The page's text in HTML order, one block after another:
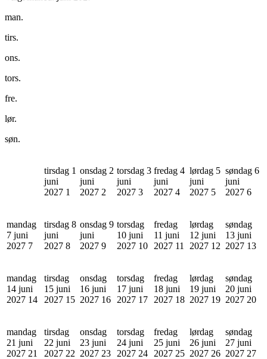
man.
tirs.
ons.
tors.
fre.
lør.
søn.
tirsdag 1
juni
2027 1
onsdag 2
juni
2027 2
torsdag 3
juni
2027 3
fredag 4
juni
2027 4
lørdag 5
juni
2027 5
søndag 6
juni
2027 6
mandag
7 juni
2027 7
tirsdag 8
juni
2027 8
onsdag 9
juni
2027 9
torsdag
10 juni
2027 10
fredag
11 juni
2027 11
lørdag
12 juni
2027 12
søndag
13 juni
2027 13
mandag
14 juni
2027 14
tirsdag
15 juni
2027 15
onsdag
16 juni
2027 16
torsdag
17 juni
2027 17
fredag
18 juni
2027 18
lørdag
19 juni
2027 19
søndag
20 juni
2027 20
mandag
21 juni
2027 21
tirsdag
22 juni
2027 22
onsdag
23 juni
2027 23
torsdag
24 juni
2027 24
fredag
25 juni
2027 25
lørdag
26 juni
2027 26
søndag
27 juni
2027 27